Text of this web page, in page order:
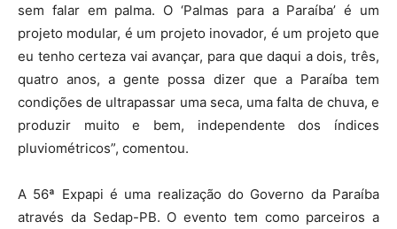
sem falar em palma. O ‘Palmas para a Paraíba’ é um
projeto modular, é um projeto inovador, é um projeto que
eu tenho certeza vai avançar, para que daqui a dois, três,
quatro anos, a gente possa dizer que a Paraíba tem
condições de ultrapassar uma seca, uma falta de chuva, e
produzir muito e bem, independente dos índices
pluviométricos”, comentou.
A 56ª Expapi é uma realização do Governo da Paraíba
através da Sedap-PB. O evento tem como parceiros a